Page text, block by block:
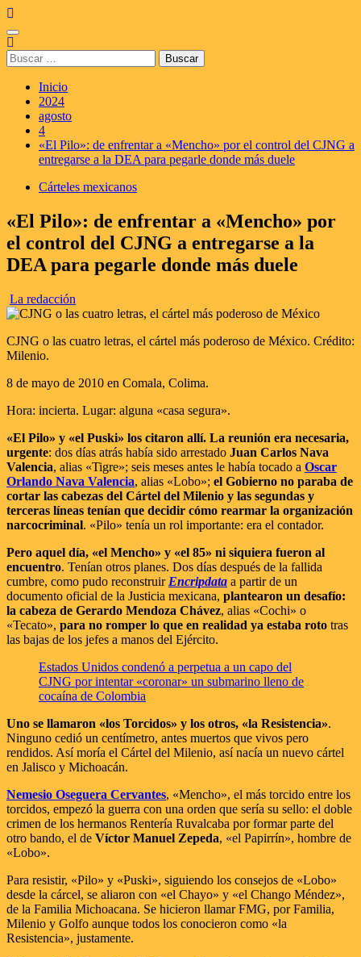
Saltar
al
contenido
Menú
principal
Buscar:
Inicio
2024
agosto
4
«El Pilo»: de enfrentar a «Mencho» por el control del CJNG a
entregarse a la DEA para pegarle donde más duele
Cárteles mexicanos
«El Pilo»: de enfrentar a «Mencho» por
el control del CJNG a entregarse a la
DEA para pegarle donde más duele
La redacción
CJNG o las cuatro letras, el cártel más poderoso de México. Crédito:
Milenio.
8 de mayo de 2010 en Comala, Colima.
Hora: incierta. Lugar: alguna «casa segura».
«El Pilo» y «el Puski» los citaron allí. La reunión era necesaria,
urgente: dos días atrás había sido arrestado Juan Carlos Nava
Valencia, alias «Tigre»; seis meses antes le había tocado a Oscar
Orlando Nava Valencia, alias «Lobo»; el Gobierno no paraba de
cortar las cabezas del Cártel del Milenio y las segundas y
terceras líneas tenían que decidir cómo rearmar la organización
narcocriminal. «Pilo» tenía un rol importante: era el contador.
Pero aquel día, «el Mencho» y «el 85» ni siquiera fueron al
encuentro. Tenían otros planes. Dos días después de la fallida
cumbre, como pudo reconstruir Encripdata a partir de un
documento oficial de la Justicia mexicana, plantearon un desafío:
la cabeza de Gerardo Mendoza Chávez, alias «Cochi» o
«Tecato», para no romper lo que en realidad ya estaba roto tras
las bajas de los jefes a manos del Ejército.
Estados Unidos condenó a perpetua a un capo del
CJNG por intentar «coronar» un submarino lleno de
cocaína de Colombia
Uno se llamaron «los Torcidos» y los otros, «la Resistencia».
Ninguno cedió un centímetro, antes muertos que vivos pero
rendidos. Así moría el Cártel del Milenio, así nacía un nuevo cártel
en Jalisco y Michoacán.
Nemesio Oseguera Cervantes, «Mencho», el más torcido entre los
torcidos, empezó la guerra con una orden que sería su sello: el doble
crimen de los hermanos Rentería Ruvalcaba por formar parte del
otro bando, el de Víctor Manuel Zepeda, «el Papirrín», hombre de
«Lobo».
Para resistir, «Pilo» y «Puski», siguiendo los consejos de «Lobo»
desde la cárcel, se aliaron con «el Chayo» y «el Chango Méndez»,
de la Familia Michoacana. Se hicieron llamar FMG, por Familia,
Milenio y Golfo aunque todos los conocieron como «la
Resistencia», justamente.